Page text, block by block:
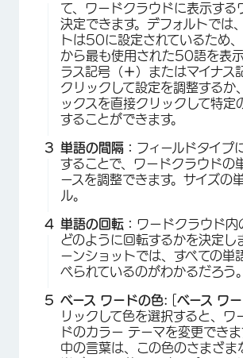
て、ワードクラウドに表示する
決定できます。デフォルトでは
トは50に設定されているため
から最も使用された50語を表
ラス記号（＋）またはマイナス
クリックして設定を調整するか
ックスを直接クリックして特定
することができます。
単語の間隔： フィールドタイプ
することで、ワードクラウドの
ースを調整できます。サイズの
ル。
単語の回転： ワードクラウド内
どのように回転するかを決定し
ーンショットでは、すべての単
べられているのがわかるだろう。
ベース ワードの色: ベース ワ
リックして色を選択すると、ワ
ドのカラー テーマを変更でき
中の言葉は、この色のさまざま